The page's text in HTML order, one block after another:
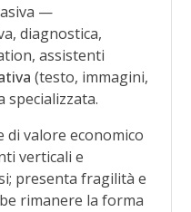
—
diagnostica,
assistenti
(testo, immagini,
specializzata.
valore economico
verticali e
presenta fragilità e
rimanere la forma